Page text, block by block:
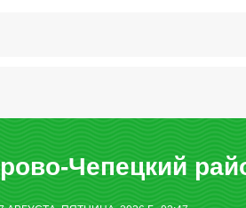
Чепецкий